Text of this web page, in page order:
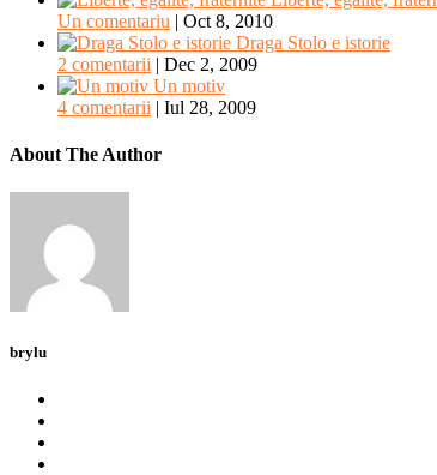
Un comentariu | Oct 8, 2010
Draga Stolo e istorie
2 comentarii | Dec 2, 2009
Un motiv
4 comentarii | Iul 28, 2009
About The Author
brylu